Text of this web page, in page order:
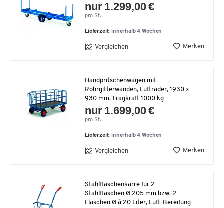
nur 1.299,00 €
pro St.
Lieferzeit: innerhalb 4 Wochen
Vergleichen Merken
Handpritschenwagen mit
Rohrgitterwänden, Lufträder, 1930 x
930 mm, Tragkraft 1000 kg
nur 1.699,00 €
pro St.
Lieferzeit: innerhalb 4 Wochen
Vergleichen Merken
Stahlflaschenkarre für 2
Stahlflaschen Ø 205 mm bzw. 2
Flaschen Ø á 20 Liter, Luft-Bereifung